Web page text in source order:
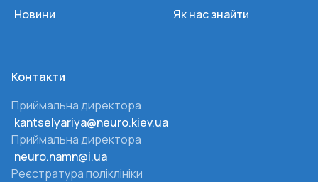
Новини
Як нас знайти
Контакти
Приймальна директора
kantselyariya@neuro.kiev.ua
Приймальна директора
neuro.namn@i.ua
Реєстратура поліклініки